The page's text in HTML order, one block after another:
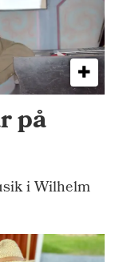
på
i Wilhelm